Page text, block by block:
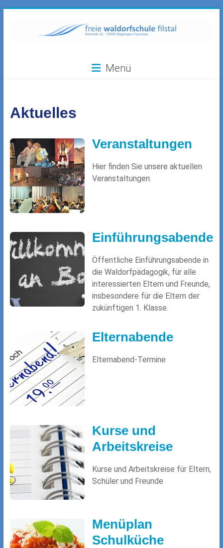
Waldorfschule
73035
Ahornstr.
41
Menü
Aktuelles
Veranstaltungen
Hier finden Sie unsere aktuellen
Veranstaltungen.
Einführungsabende
Öffentliche Einführungsabende in
die Waldorfpädagogik, für alle
interessierten Eltern und Freunde,
insbesondere für die Eltern der
zukünftigen 1. Klasse.
Elternabende
Elternabend-Termine
Kurse und
Arbeitskreise
Kurse und Arbeitskreise für Eltern,
Schüler und Freunde
Menüplan
Schulküche